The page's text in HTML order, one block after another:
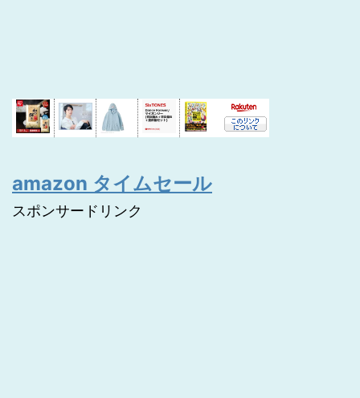
amazon タイムセール
スポンサードリンク